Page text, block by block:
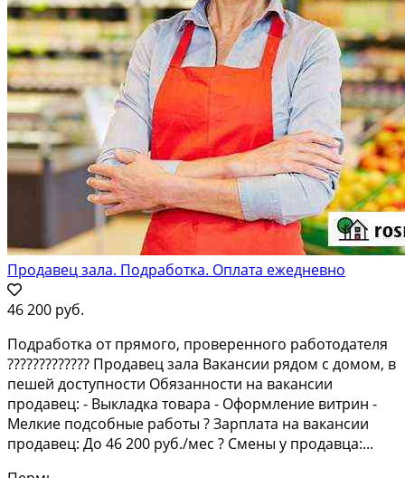
Продавец зала. Подработка. Оплата ежедневно
46 200 руб.
Подработка от прямого, проверенного работодателя
????????????? Продавец зала Вакансии рядом с домом, в
пешей доступности Обязанности на вакансии
продавец: - Выкладка товара - Оформление витрин -
Мелкие подсобные работы ? Зарплата на вакансии
продавец: До 46 200 руб./мес ? Смены у продавца:...